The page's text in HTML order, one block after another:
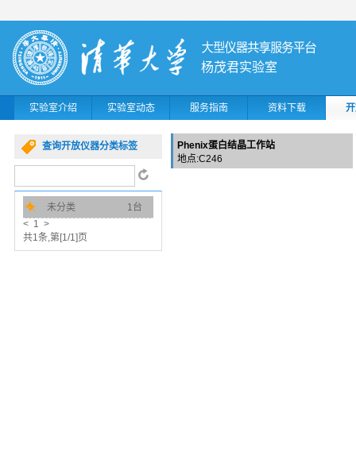
杨茂君实验室
实验室介绍 实验室动态 服务指南 资料下载
查询开放仪器分类标签
未分类
1台
< 1 >
共1条,第[1/1]页
Phenix蛋白结晶工作站
地点:C246